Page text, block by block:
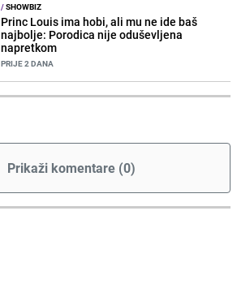
/SHOWBIZ
Princ Louis ima hobi, ali mu ne ide baš
najbolje: Porodica nije oduševljena
napretkom
PRIJE 2 DANA
Prikaži komentare (0)